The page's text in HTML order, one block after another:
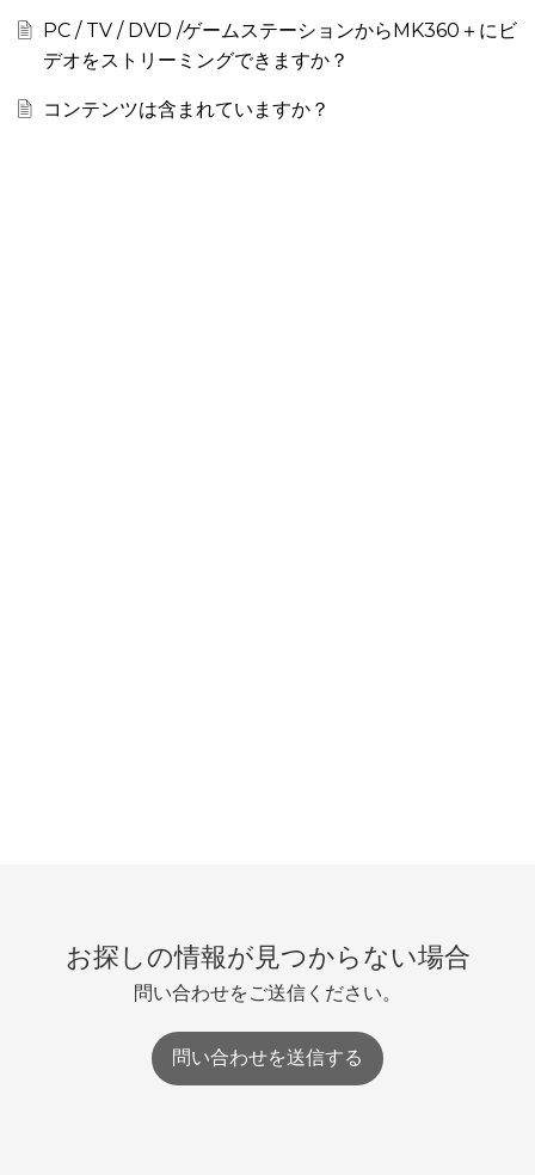
PC / TV / DVD /ゲームステーションからMK360＋にビ
デオをストリーミングできますか？
コンテンツは含まれていますか？
お探しの情報が見つからない場合
問い合わせをご送信ください。
問い合わせを送信する